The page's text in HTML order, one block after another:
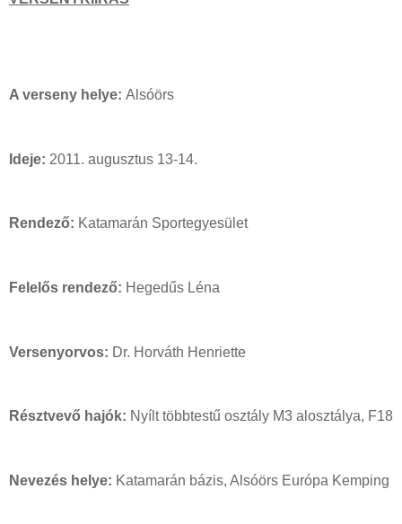
A verseny helye: Alsóörs
Ideje: 2011. augusztus 13-14.
Rendező: Katamarán Sportegyesület
Felelős rendező: Hegedűs Léna
Versenyorvos: Dr. Horváth Henriette
Résztvevő hajók: Nyílt többtestű osztály M3 alosztálya, F18
Nevezés helye: Katamarán bázis, Alsóörs Európa Kemping